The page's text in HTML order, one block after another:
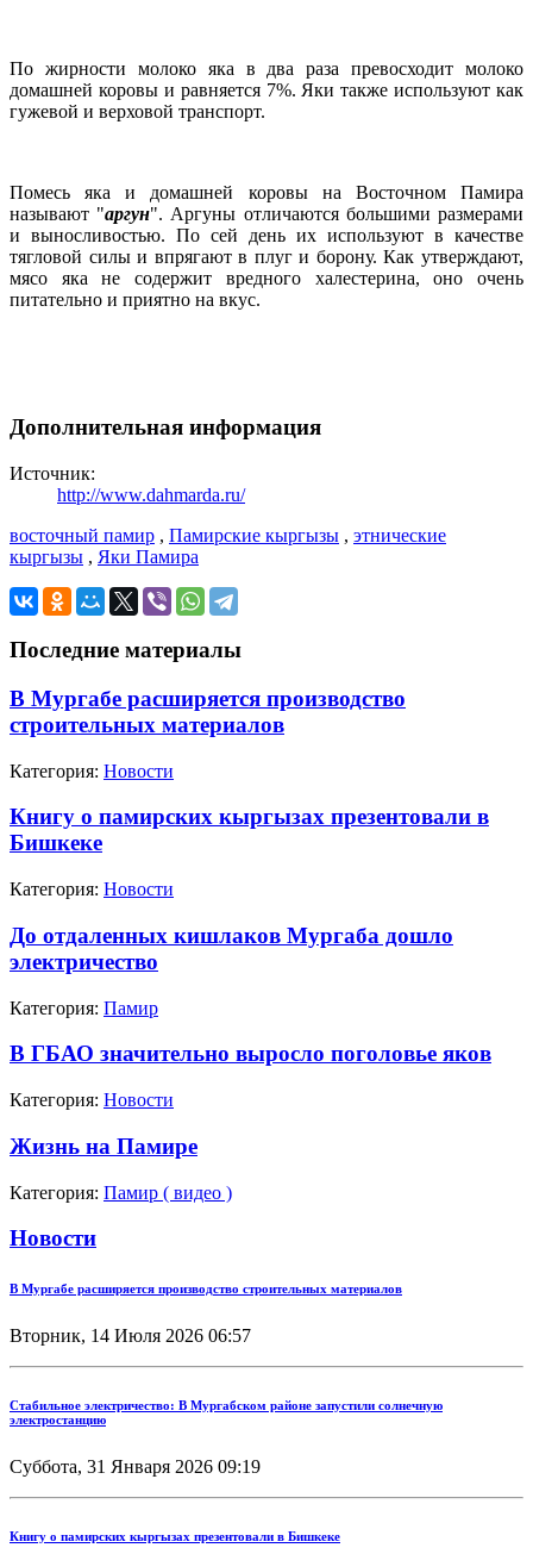
По жирности молоко яка в два раза превосходит молоко
домашней коровы и равняется 7%. Яки также используют как
гужевой и верховой транспорт.
Помесь яка и домашней коровы на Восточном Памира
называют "аргун". Аргуны отличаются большими размерами
и выносливостью. По сей день их используют в качестве
тягловой силы и впрягают в плуг и борону. Как утверждают,
мясо яка не содержит вредного халестерина, оно очень
питательно и приятно на вкус.
Дополнительная информация
Источник:
http://www.dahmarda.ru/
восточный памир , Памирские кыргызы , этнические
кыргызы , Яки Памира
Последние материалы
В Мургабе расширяется производство
строительных материалов
Категория: Новости
Книгу о памирских кыргызах презентовали в
Бишкеке
Категория: Новости
До отдаленных кишлаков Мургаба дошло
электричество
Категория: Памир
В ГБАО значительно выросло поголовье яков
Категория: Новости
Жизнь на Памире
Категория: Памир ( видео )
Новости
В Мургабе расширяется производство строительных материалов
Вторник, 14 Июля 2026 06:57
Стабильное электричество: В Мургабском районе запустили солнечную
электростанцию
Суббота, 31 Января 2026 09:19
Книгу о памирских кыргызах презентовали в Бишкеке